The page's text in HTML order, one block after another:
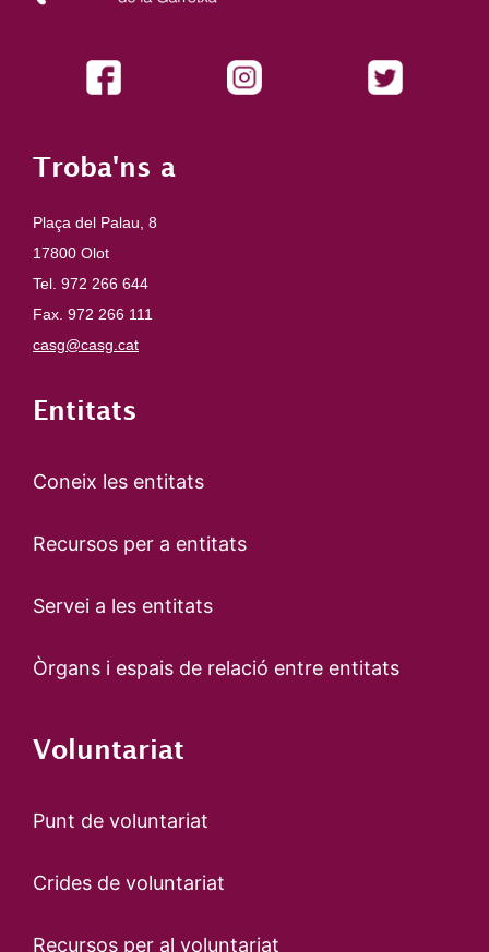
Troba'ns a
Plaça del Palau, 8
17800 Olot
Tel. 972 266 644
Fax. 972 266 111
casg@casg.cat
Entitats
Coneix les entitats
Recursos per a entitats
Servei a les entitats
Òrgans i espais de relació entre entitats
Voluntariat
Punt de voluntariat
Crides de voluntariat
Recursos per al voluntariat